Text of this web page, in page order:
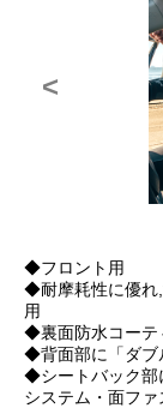
<
◆フロント用
◆耐摩耗性に優れ
用
◆裏面防水コーテ
◆背面部に「ダブ
◆シートバック部
システム・面ファ